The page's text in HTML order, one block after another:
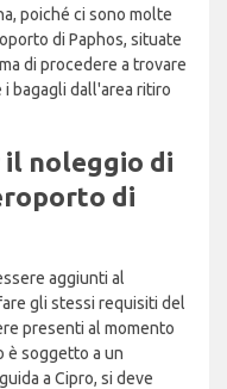
poiché ci sono molte
di Paphos, situate
di procedere a trovare
bagagli dall'area ritiro
noleggio di
di
aggiunti al
gli stessi requisiti del
presenti al momento
è soggetto a un
a Cipro, si deve